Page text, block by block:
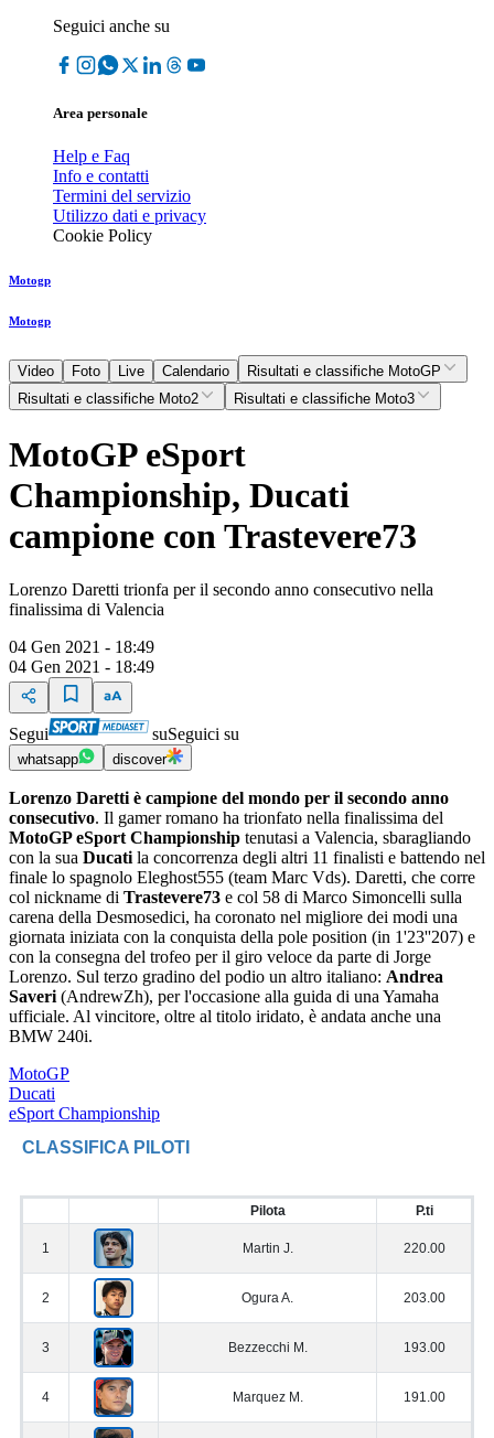
Seguici anche su
Area personale
Help e Faq
Info e contatti
Termini del servizio
Utilizzo dati e privacy
Cookie Policy
Motogp
Motogp
Video Foto Live Calendario
Risultati e classifiche MotoGP
Risultati e classifiche Moto2
Risultati e classifiche Moto3
MotoGP eSport
Championship, Ducati
campione con Trastevere73
Lorenzo Daretti trionfa per il secondo anno consecutivo nella
finalissima di Valencia
04 Gen 2021 - 18:49
04 Gen 2021 - 18:49
Segui suSeguici su
whatsapp discover
Lorenzo Daretti è campione del mondo per il secondo anno
consecutivo. Il gamer romano ha trionfato nella finalissima del
MotoGP eSport Championship tenutasi a Valencia, sbaragliando
con la sua Ducati la concorrenza degli altri 11 finalisti e battendo nel
finale lo spagnolo Eleghost555 (team Marc Vds). Daretti, che corre
col nickname di Trastevere73 e col 58 di Marco Simoncelli sulla
carena della Desmosedici, ha coronato nel migliore dei modi una
giornata iniziata con la conquista della pole position (in 1'23''207) e
con la consegna del trofeo per il giro veloce da parte di Jorge
Lorenzo. Sul terzo gradino del podio un altro italiano: Andrea
Saveri (AndrewZh), per l'occasione alla guida di una Yamaha
ufficiale. Al vincitore, oltre al titolo iridato, è andata anche una
BMW 240i.
MotoGP
Ducati
eSport Championship